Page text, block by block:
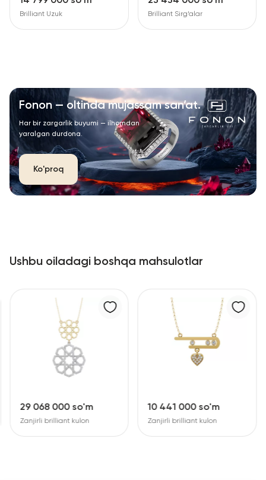
Brilliant Uzuk Brilliant Sirg‘alar
Fonon — oltinda mujassam san’at.
Har bir zargarlik buyumi — ilhomdan
yaralgan durdona.
Ko'proq
Ushbu oiladagi boshqa mahsulotlar
29 068 000 so'm
Zanjirli brilliant kulon
10 441 000 so'm
Zanjirli brilliant kulon